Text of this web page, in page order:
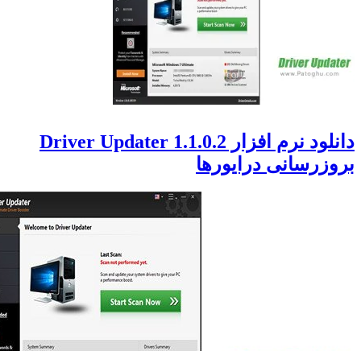
دانلود نرم افزار Driver Updater 1.1.0.2
درایورها